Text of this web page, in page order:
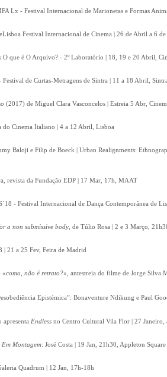
Lx - Festival Internacional de Marionetas e Formas
Festival Internacional de Cinema | 26 de Abril a 6
O que é O Arquivo? - 2º Laboratório | 18, 19 e 20 Abril,
Festival de Curtas-Metragens de Sintra | 11 a 18 Abril,
(2017) de Miguel Clara Vasconcelos | Estreia 5 Abr,
do Cinema Italiano | 4 a 12 Abril, Lisboa
Baloji e Filip de Boeck | Urban Realignments:
revista da Fundação EDP | 17 Mar, 17h, MAAT
- Festival Internacional de Dança Contemporânea de
a non submissive body , de Túlio Rosa | 2 e 3 Março,
| 21 a 25 Fev, Feira de Madrid
«como, não é retrato?» , antestreia do filme de Jorge Silva
Epistémica”: Bonaventure Ndikung e Paul
apresenta Endless no Centro Cultural Vila Flor | 27 Janeiro,
Em Montagem: José Costa | 19 Jan, 21h30, Appleton Square
Quadrum | 12 Jan, 17h-18h